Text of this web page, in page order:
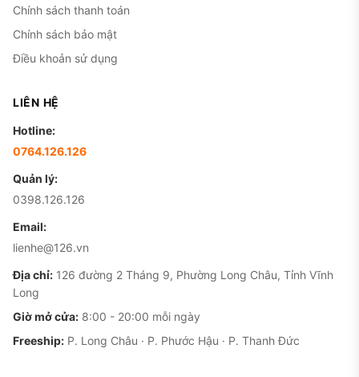
Chính sách thanh toán
Chính sách bảo mật
Điều khoản sử dụng
LIÊN HỆ
Hotline:
0764.126.126
Quản lý:
0398.126.126
Email:
lienhe@126.vn
Địa chỉ: 126 đường 2 Tháng 9, Phường Long Châu, Tỉnh Vĩnh
Long
Giờ mở cửa: 8:00 - 20:00 mỗi ngày
Freeship: P. Long Châu · P. Phước Hậu · P. Thanh Đức